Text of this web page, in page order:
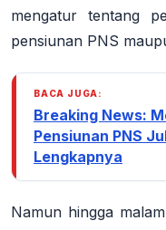
mengatur tentang
pensiunan PNS
BACA JUGA:
Breaking News:
Pensiunan PNS
Lengkapnya
Namun hingga